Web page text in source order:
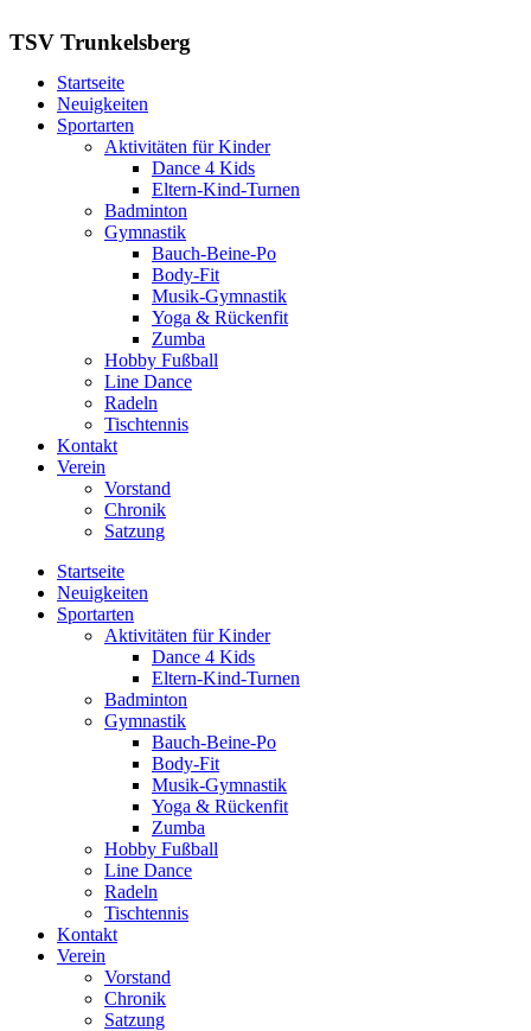
TSV Trunkelsberg
Startseite
Neuigkeiten
Sportarten
Aktivitäten für Kinder
Dance 4 Kids
Eltern-Kind-Turnen
Badminton
Gymnastik
Bauch-Beine-Po
Body-Fit
Musik-Gymnastik
Yoga & Rückenfit
Zumba
Hobby Fußball
Line Dance
Radeln
Tischtennis
Kontakt
Verein
Vorstand
Chronik
Satzung
Startseite
Neuigkeiten
Sportarten
Aktivitäten für Kinder
Dance 4 Kids
Eltern-Kind-Turnen
Badminton
Gymnastik
Bauch-Beine-Po
Body-Fit
Musik-Gymnastik
Yoga & Rückenfit
Zumba
Hobby Fußball
Line Dance
Radeln
Tischtennis
Kontakt
Verein
Vorstand
Chronik
Satzung